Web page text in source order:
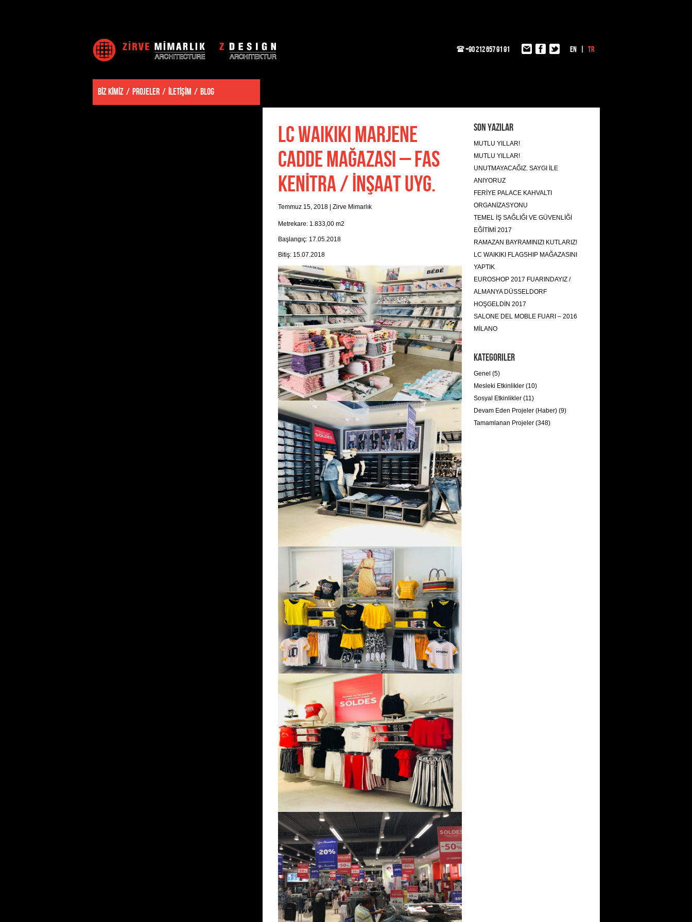
+90 212 657 91 91 EN TR
BİZ KİMİZ PROJELER İLETİŞİM BLOG
LC WAIKIKI MARJENE
CADDE MAĞAZASI – FAS
KENİTRA / İNŞAAT UYG.
Temmuz 15, 2018| Zirve Mimarlık
Metrekare: 1.833,00 m2
Başlangıç: 17.05.2018
Bitiş: 15.07.2018
Son Yazılar
MUTLU YILLAR!
MUTLU YILLAR!
UNUTMAYACAĞIZ. SAYGI İLE
ANIYORUZ
FERİYE PALACE KAHVALTI
ORGANİZASYONU
TEMEL İŞ SAĞLIĞI VE GÜVENLİĞİ
EĞİTİMİ 2017
RAMAZAN BAYRAMINIZI KUTLARIZ!
LC WAIKIKI FLAGSHIP MAĞAZASINI
YAPTIK
EUROSHOP 2017 FUARINDAYIZ /
ALMANYA DÜSSELDORF
HOŞGELDİN 2017
SALONE DEL MOBLE FUARI – 2016
MİLANO
Kategoriler
Genel (5)
Mesleki Etkinlikler (10)
Sosyal Etkinlikler (11)
Devam Eden Projeler (Haber) (9)
Tamamlanan Projeler (348)